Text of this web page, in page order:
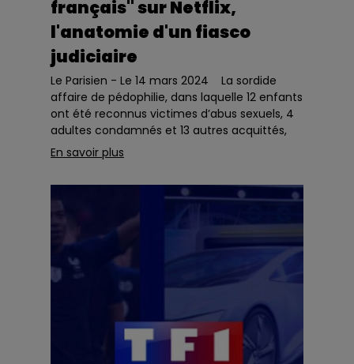
français" sur Netflix,
l'anatomie d'un fiasco
judiciaire
Le Parisien - Le 14 mars 2024 La sordide
affaire de pédophilie, dans laquelle 12 enfants
ont été reconnus victimes d’abus sexuels, 4
adultes condamnés et 13 autres acquittés,
hante toujours la mémoire collective. Une
En savoir plus